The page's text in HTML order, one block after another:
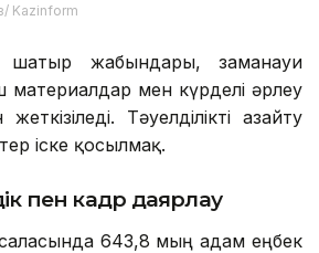
Kazinform
шатыр жабындары, заманауи
мен күрделі әрлеу
Тәуелділікті азайту
іске қосылмақ.
пен кадр даярлау
643,8 мың адам еңбек